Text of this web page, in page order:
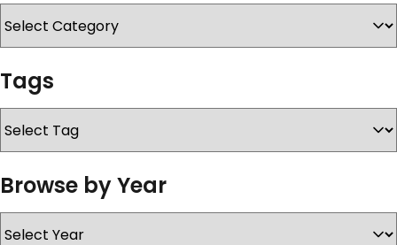
KONTAKT
Tags
Browse by Year